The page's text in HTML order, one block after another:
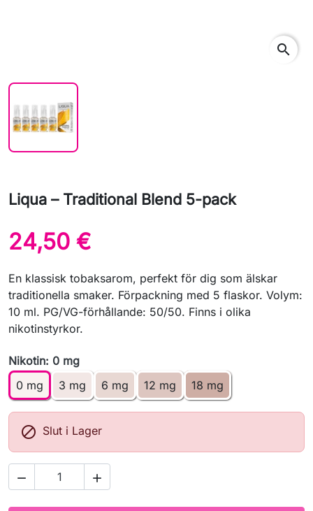
search
Liqua – Traditional Blend 5-pack
24,50 €
En klassisk tobaksarom, perfekt för dig som älskar
traditionella smaker. Förpackning med 5 flaskor. Volym:
10 ml. PG/VG-förhållande: 50/50. Finns i olika
nikotinstyrkor.
Nikotin: 0 mg
0 mg
3 mg 6 mg 12 mg 18 mg
 Slut i Lager
 